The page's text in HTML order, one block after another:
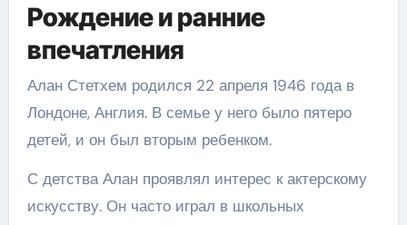
Рождение и ранние
впечатления
Алан Стетхем родился 22 апреля 1946 года в
Лондоне, Англия. В семье у него было пятеро
детей, и он был вторым ребенком.
С детства Алан проявлял интерес к актерскому
искусству. Он часто играл в школьных